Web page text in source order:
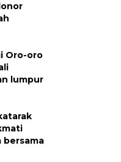
Oro-oro
lumpur
bersama